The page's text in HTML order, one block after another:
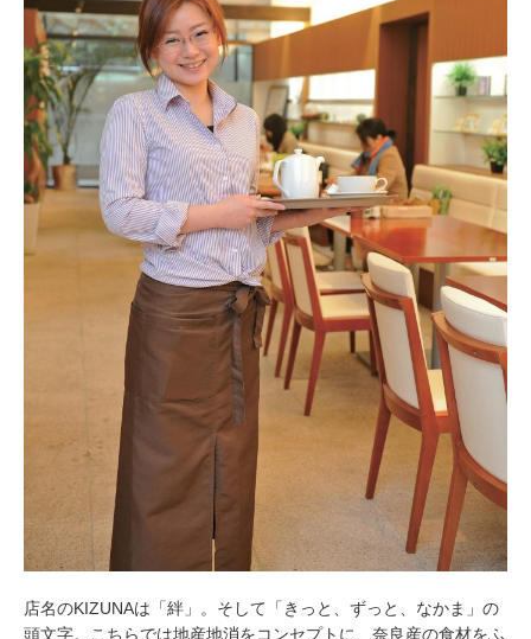
店名のKIZUNAは「絆」。そして「きっと、ずっと、なかま」の
頭文字。こちらでは地産地消をコンセプトに、奈良産の食材をふ